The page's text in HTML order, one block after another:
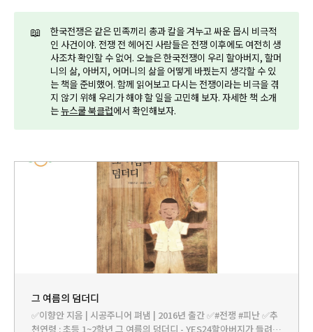
📖
한국전쟁은 같은 민족끼리 총과 칼을 겨누고 싸운 몹시 비극적
인 사건이야. 전쟁 전 헤어진 사람들은 전쟁 이후에도 여전히 생
사조차 확인할 수 없어. 오늘은 한국전쟁이 우리 할아버지, 할머
니의 삶, 아버지, 어머니의 삶을 어떻게 바꿨는지 생각할 수 있
는 책을 준비했어. 함께 읽어보고 다시는 전쟁이라는 비극을 겪
지 않기 위해 우리가 해야 할 일을 고민해 보자. 자세한 책 소개
는뉴스쿨 북클럽에서 확인해보자.
그 여름의 덤더디
✅이향안 지음 | 시공주니어 펴냄 | 2016년 출간 ✅#전쟁 #피난 ✅추
천연령 : 초등 1~2학년 그 여름의 덤더디 - YES24할아버지가 들려주